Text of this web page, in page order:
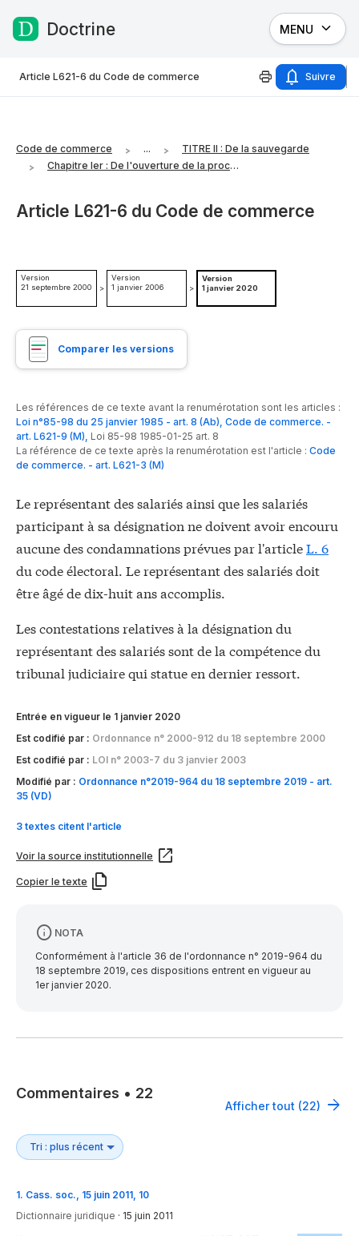
Passer au contenu
Doctrine MENU
Article L621-6 du Code de commerce Suivre
Code de commerce ...
TITRE II : De la sauvegarde
Chapitre Ier : De l'ouverture de la procédure
Article L621-6 du Code de commerce
Version
21 septembre 2000
>
Version
1 janvier 2006
>
Version
1 janvier 2020
Comparer les versions
Les références de ce texte avant la renumérotation sont les articles :
Loi n°85-98 du 25 janvier 1985 - art. 8 (Ab), Code de commerce. -
art. L621-9 (M), Loi 85-98 1985-01-25 art. 8
La référence de ce texte après la renumérotation est l'article : Code
de commerce. - art. L621-3 (M)
Le représentant des salariés ainsi que les salariés
participant à sa désignation ne doivent avoir encouru
aucune des condamnations prévues par l'articleL. 6
du code électoral. Le représentant des salariés doit
être âgé de dix-huit ans accomplis.
Les contestations relatives à la désignation du
représentant des salariés sont de la compétence du
tribunal judiciaire qui statue en dernier ressort.
Entrée en vigueur le 1 janvier 2020
Est codifié par : Ordonnance n° 2000-912 du 18 septembre 2000
Est codifié par : LOI n° 2003-7 du 3 janvier 2003
Modifié par : Ordonnance n°2019-964 du 18 septembre 2019 - art.
35 (VD)
3 textes citent l'article
Voir la source institutionnelle
Copier le texte
NOTA
Conformément à l'article 36 de l'ordonnance n° 2019-964 du
18 septembre 2019, ces dispositions entrent en vigueur au
1er janvier 2020.
Commentaires • 22
Afficher tout (22)
1. Cass. soc., 15 juin 2011, 10
Dictionnaire juridique · 15 juin 2011